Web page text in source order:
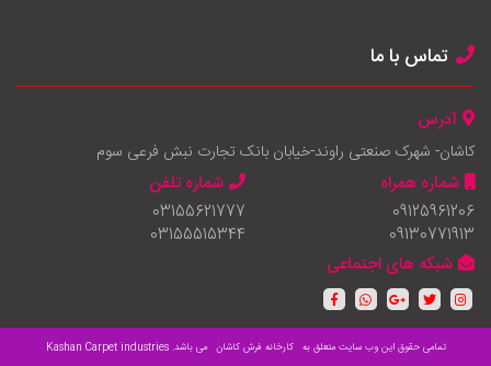
تماس با ما
آدرس
کاشان- شهرک صنعتی راوند-خیابان بانک تجارت نبش فرعی سوم
شماره همراه
09125961206
09130771913
شماره تلفن
03155621777
03155515344
شبکه های اجتماعی
تمامی حقوق این وب سایت متعلق به کارخانه فرش کاشان می باشد. Kashan Carpet industries